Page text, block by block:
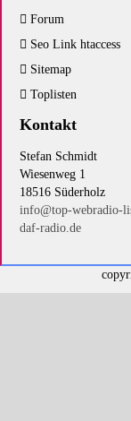
Forum
Seo Link htaccess
Sitemap
Toplisten
Kontakt
Stefan Schmidt
Wiesenweg 1
18516 Süderholz
info@top-webradio-
daf-radio.de